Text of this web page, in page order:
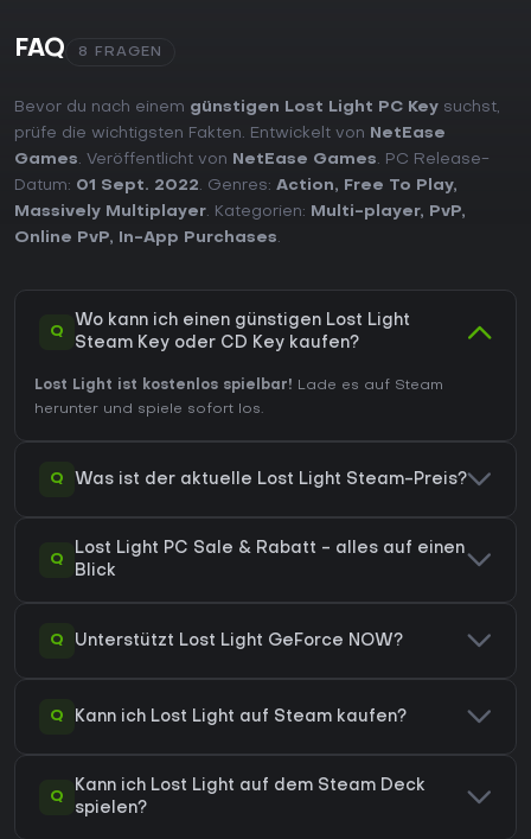
FAQ 8 FRAGEN
Bevor du nach einem günstigen Lost Light PC Key suchst,
prüfe die wichtigsten Fakten. Entwickelt von
NetEase
Games. Veröffentlicht von NetEase Games. PC Release-
Datum: 01 Sept. 2022. Genres: Action, Free To Play,
Massively Multiplayer. Kategorien: Multi-player, PvP,
Online PvP, In-App Purchases.
Q
Wo kann ich einen günstigen Lost Light
Steam Key oder CD Key kaufen?
Lost Light ist kostenlos spielbar! Lade es auf Steam
herunter und spiele sofort los.
Q Was ist der aktuelle Lost Light Steam-Preis?
Q
Lost Light PC Sale & Rabatt - alles auf einen
Blick
Q Unterstützt Lost Light GeForce NOW?
Q Kann ich Lost Light auf Steam kaufen?
Q
Kann ich Lost Light auf dem Steam Deck
spielen?